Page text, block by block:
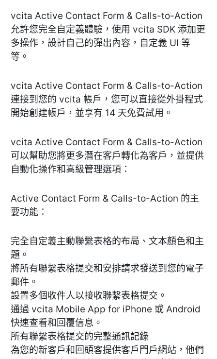
vcita Active Contact Form & Calls-to-Action
允許您完全自定義體驗，使用 vcita SDK 添加更
多操作，設計自己的彈出內容，自定義 UI 等
等。
vcita Active Contact Form & Calls-to-Action
連接到您的 vcita 帳戶，您可以直接從外掛程式
開始創建帳戶，並享有 14 天免費試用。
vcita Active Contact Form & Calls-to-Action
可以幫助您將更多潛在客戶轉化為客戶，並提供
自動化操作和高級管理選項：
Active Contact Form & Calls-to-Action 的主
要功能：
完全自定義主動聯繫表格的布局、文本顏色和主
題。
將所有聯繫表格提交和安排請求發送到您的電子
郵件。
設置多個收件人以接收聯繫表格提交。
通過 vcita Mobile App for iPhone 或 Android
快速查看和回覆信息。
所有聯繫表格提交的完整通訊記錄
為您的新客戶和回頭客提供客戶門戶網站，他們